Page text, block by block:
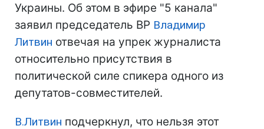
Украины. Об этом в эфире "5 канала"
заявил председатель ВР Владимир
Литвин отвечая на упрек журналиста
относительно присутствия в
политической силе спикера одного из
депутатов-совместителей.
В.Литвин подчеркнул, что нельзя этот